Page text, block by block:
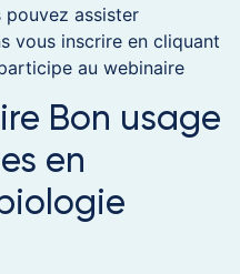
pouvez assister
vous inscrire en cliquant
au webinaire
Bon usage
en